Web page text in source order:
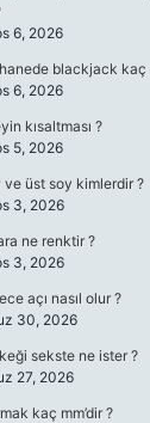
6, 2026
blackjack kaç
6, 2026
kısaltması ?
5, 2026
ve üst soy kimlerdir ?
3, 2026
ne renktir ?
3, 2026
açı nasıl olur ?
30, 2026
sekste ne ister ?
27, 2026
kaç mm’dir ?